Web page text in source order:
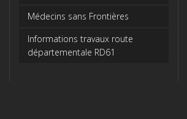
Médecins sans Frontières
Informations travaux route
départementale RD61